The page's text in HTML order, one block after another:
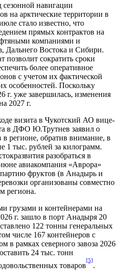
навигации
на арктические территории в
стало известно, что
прямых контрактов на
компаниями и
Дальнего Востока и Сибири.
позволит сократить сроки
более оперативное
с учетом их фактической
особенностей. Поскольку
г. уже завершилась, изменения
2027 г.
визита в Чукотский АО вице-
в ДФО Ю.Трутнев заявил о
регионе, обратив внимание, в
1 тыс. рублей за килограмм.
разобраться в
авиакомпания «Аврора»
фруктов (в Анадырь и
организованы совместно
региона.
грузами и контейнерами на
г. зашло в порт Анадыря 20
122 тонны генеральных
числе 167 контейнеров с
в рамках северного завоза 2026
24 тыс. тонн
товаров
[5]
.